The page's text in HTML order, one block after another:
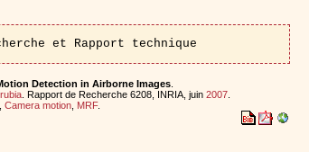
et Rapport technique
Detection in Airborne Images.
. Rapport de Recherche 6208, INRIA, juin 2007.
Camera motion, MRF.